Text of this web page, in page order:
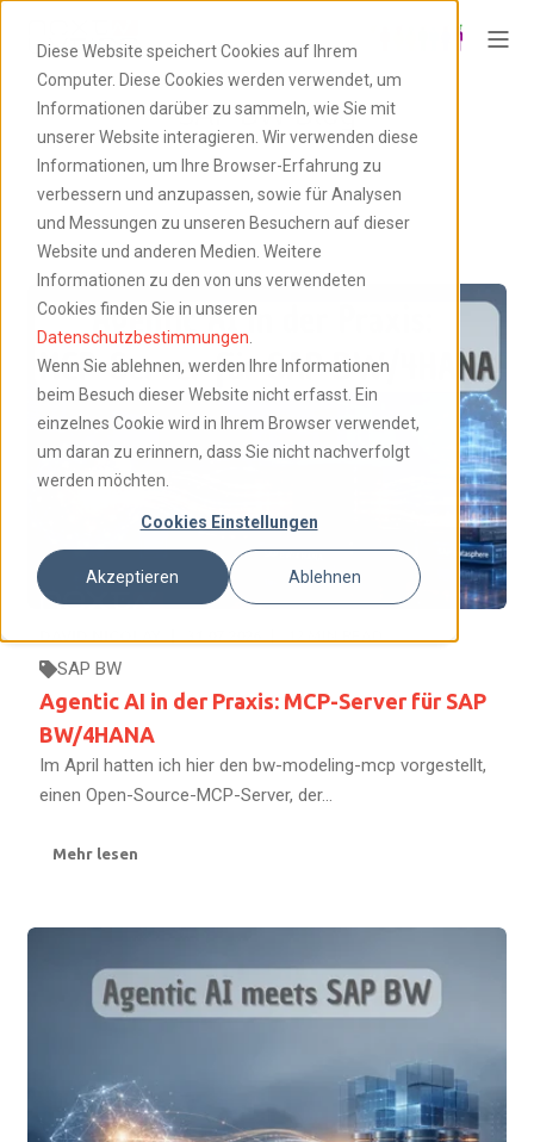
Diese Website speichert Cookies auf Ihrem
Computer. Diese Cookies werden verwendet, um
Informationen darüber zu sammeln, wie Sie mit
unserer Website interagieren. Wir verwenden diese
Informationen, um Ihre Browser-Erfahrung zu
verbessern und anzupassen, sowie für Analysen
und Messungen zu unseren Besuchern auf dieser
Website und anderen Medien. Weitere
Informationen zu den von uns verwendeten
Cookies finden Sie in unseren
Datenschutzbestimmungen
Wenn Sie ablehnen, werden Ihre Informationen
beim Besuch dieser Website nicht erfasst. Ein
einzelnes Cookie wird in Ihrem Browser verwendet,
um daran zu erinnern, dass Sie nicht nachverfolgt
werden möchten.
Cookies Einstellungen
Akzeptieren Ablehnen
SAP BW Blog
SAP BW
Agentic AI in der Praxis: MCP-Server für SAP
BW/4HANA
Im April hatten ich hier den bw-modeling-mcp vorgestellt,
einen Open-Source-MCP-Server, der...
Mehr lesen